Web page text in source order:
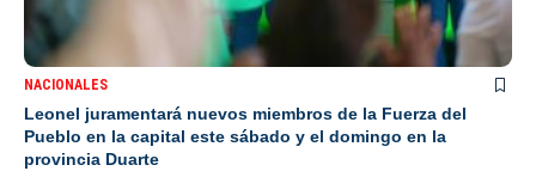
NACIONALES
Leonel juramentará nuevos miembros de la Fuerza del
Pueblo en la capital este sábado y el domingo en la
provincia Duarte